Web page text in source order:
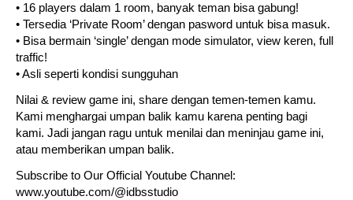
• 16 players dalam 1 room, banyak teman bisa gabung!
• Tersedia ‘Private Room’ dengan pasword untuk bisa masuk.
• Bisa bermain ‘single’ dengan mode simulator, view keren, full
traffic!
• Asli seperti kondisi sungguhan
Nilai & review game ini, share dengan temen-temen kamu.
Kami menghargai umpan balik kamu karena penting bagi
kami. Jadi jangan ragu untuk menilai dan meninjau game ini,
atau memberikan umpan balik.
Subscribe to Our Official Youtube Channel:
www.youtube.com/@idbsstudio